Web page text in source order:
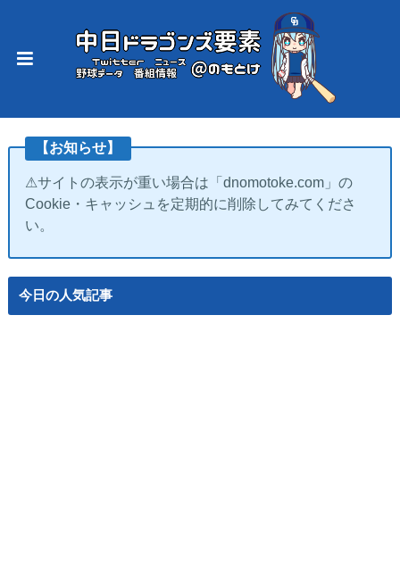
【お知らせ】
⚠サイトの表示が重い場合は「dnomotoke.com」の
Cookie・キャッシュを定期的に削除してみてくださ
い。
今日の人気記事